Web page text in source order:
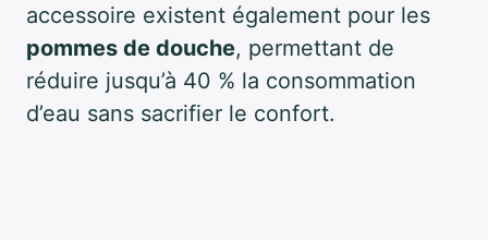
accessoire existent également pour les
pommes de douche, permettant de
réduire jusqu’à 40 % la consommation
d’eau sans sacrifier le confort.